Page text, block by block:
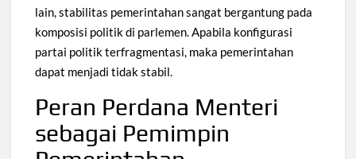
lain, stabilitas pemerintahan sangat bergantung pada
komposisi politik di parlemen. Apabila konfigurasi
partai politik terfragmentasi, maka pemerintahan
dapat menjadi tidak stabil.
Peran Perdana Menteri
sebagai Pemimpin